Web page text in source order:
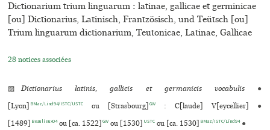
Dictionarium trium linguarum : latinae, gallicae et germinicae
[ou] Dictionarius, Latinisch, Frantzösisch, und Teütsch [ou]
Trium linguarum dictionarium, Teutonicae, Latinae, Gallicae
28 notices associées
▨Dictionarius latinis, gallicis et germanicis vocabulis
●
[Lyon]
BMaz/Lind94/ISTC/USTC ou [Strasbourg] GW : C[laude] V[eycellier]
●
[1489]
Beaulieux04ou [ca. 1522] GW ou [1530] USTC ou [ca. 1530] BMaz/ISTC/Lind94 ●